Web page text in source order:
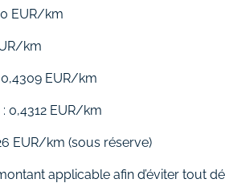
EUR/km
km
EUR/km
: 0,4312 EUR/km
EUR/km (sous réserve)
applicable afin d’éviter tout